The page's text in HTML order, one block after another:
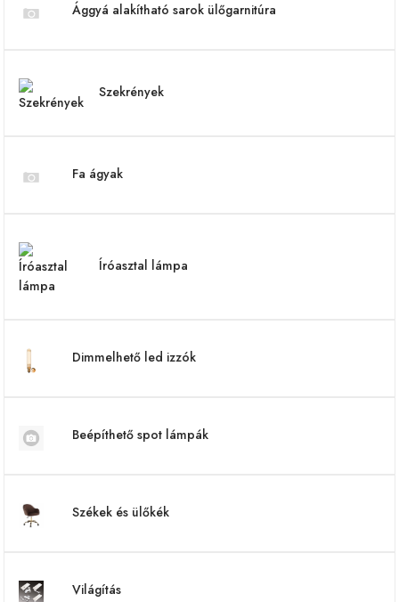
Ággyá alakítható sarok ülőgarnitúra
Szekrények
Fa ágyak
Íróasztal lámpa
Dimmelhető led izzók
Beépíthető spot lámpák
Székek és ülőkék
Világítás